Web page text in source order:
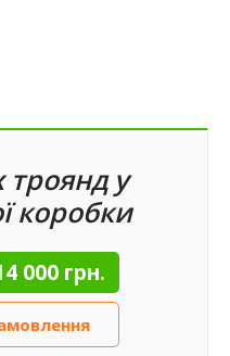
у
коробки
000 грн.